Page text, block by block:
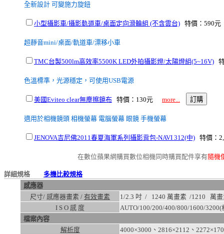
全新設計 可變施力旋鈕
小型攝影車/攝影軌道車/桌面定向滑輪組 (不含雲台) 特價：590
超靜音mini/桌面/軌道車/漂移小車
TMC台製500lm高效率5500K LED外拍攝影燈/太陽燈組(5~16V)
色溫標準，光源穩定，可使用USB電源
美國Eviteo clear無塵擦鏡布 特價：130元 more...
適用於相機鏡頭 相機螢幕 電腦螢幕 眼鏡 手機螢幕
JENOVA吉尼佛2011春夏海軍系列攝影背包-NAVI 312(中) 特價：
在數位蘋果網購買數位相機同時購買配件享有隨機
詳細規格
多機比較規格
感應器
尺寸/ 感應器畫素 / 有效畫素 1/2.3 吋 / 1240 萬畫素 /1210 萬
I S O 感 度
AUTO/100/200/400/800/1600/3200(
檔案內容
解析度
4000×3000、2816×2112、